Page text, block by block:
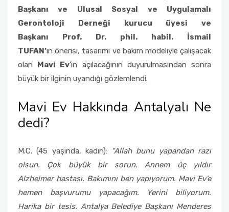
Başkanı ve Ulusal Sosyal ve Uygulamalı
Gerontoloji Derneği kurucu üyesi ve
Başkanı Prof. Dr. phil. habil. İsmail
TUFAN’ın önerisi, tasarımı ve bakım modeliyle çalışacak
olan Mavi Ev’in açılacağının duyurulmasından sonra
büyük bir ilginin uyandığı gözlemlendi.
Mavi Ev Hakkında Antalyalı Ne
dedi?
M.C. (45 yaşında, kadın): “Allah bunu yapandan razı
olsun. Çok büyük bir sorun. Annem üç yıldır
Alzheimer hastası. Bakımını ben yapıyorum. Mavi Ev’e
hemen başvurumu yapacağım. Yerini biliyorum.
Harika bir tesis. Antalya Belediye Başkanı Menderes